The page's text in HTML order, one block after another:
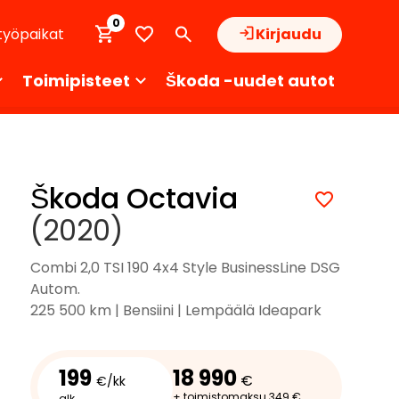
Kirjaudu
0
Toimipisteet Škoda -uudet autot
Škoda Octavia
(2020)
Combi 2,0 TSI 190 4x4 Style BusinessLine DSG
Autom.
225 500 km | Bensiini | Lempäälä Ideapark
199 €/kk 18 990 €